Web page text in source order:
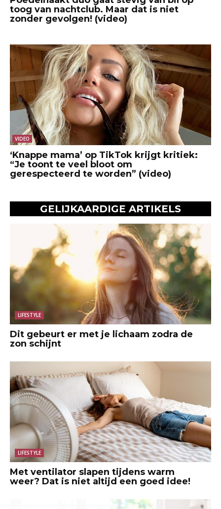
toog van nachtclub. Maar dat is niet
zonder gevolgen! (video)
VIDEO
‘Knappe mama’ op TikTok krijgt kritiek:
“Je toont te veel bloot om
gerespecteerd te worden” (video)
GELIJKAARDIGE ARTIKELS
LIFESTYLE
Dit gebeurt er met je lichaam zodra de
zon schijnt
LIFESTYLE
Met ventilator slapen tijdens warm
weer? Dat is niet altijd een goed idee!